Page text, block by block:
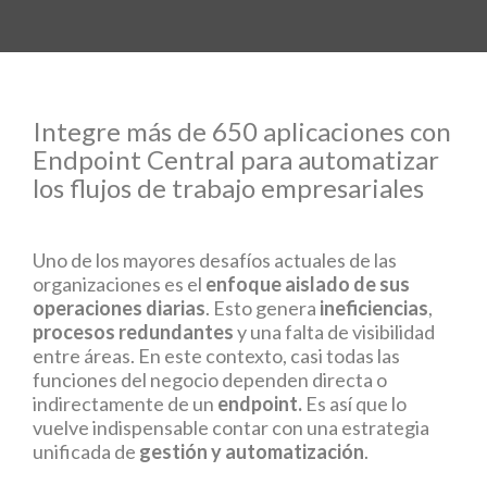
Integre más de 650 aplicaciones con
Endpoint Central para automatizar
los flujos de trabajo empresariales
Uno de los mayores desafíos actuales de las
organizaciones es el enfoque aislado de sus
operaciones diarias. Esto genera ineficiencias,
procesos redundantesy una falta de visibilidad
entre áreas. En este contexto, casi todas las
funciones del negocio dependen directa o
indirectamente de un endpoint. Es así que lo
vuelve indispensable contar con una estrategia
unificada de gestión y automatización.